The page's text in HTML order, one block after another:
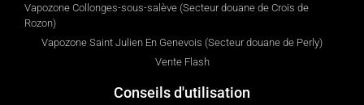
Vapozone Collonges-sous-salève (Secteur douane de Crois de
Rozon)
Vapozone Saint Julien En Genevois (Secteur douane de Perly)
Vente Flash
Conseils d'utilisation